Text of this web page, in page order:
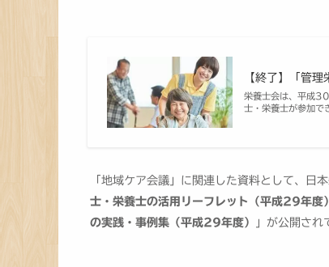
【終了】「管
栄養士会は、平成
士・栄養士が参加で
「地域ケア会議」に関連した資料として、日
士・栄養士の活用リーフレット（平成29年度）
の実践・事例集（平成29年度）
」が公開され